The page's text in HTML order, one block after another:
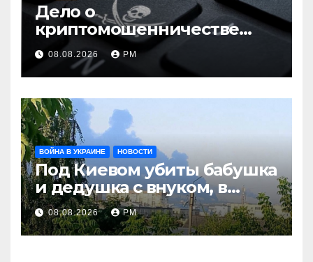
Дело о
криптомошенничестве
оборачивают в содействие
терроризму
08.08.2026 РМ
ВОЙНА В УКРАИНЕ НОВОСТИ
Под Киевом убиты бабушка
и дедушка с внуком, в
Поволжье и на Кубани
вновь горят НПЗ
08.08.2026 РМ